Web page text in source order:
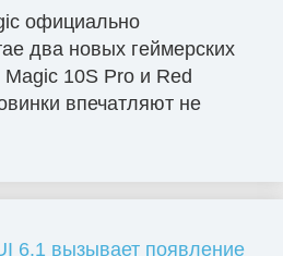
официально
два новых геймерских
10S Pro и Red
впечатляют не
6.1 вызывает появление